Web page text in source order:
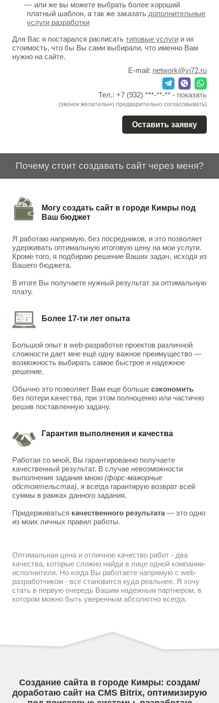
или же вы можете выбрать более хороший
платный шаблон, а так же заказать дополнительные
услуги разработки
Для Вас я постарался расписать типовые услуги и их
стоимость, что бы Вы сами выбирали, что именно Вам
нужно на сайте.
E-mail: network@vj72.ru
Тел.: +7 (932) ***-**-** - показать
(звонок желательно предварительно согласовывать)
Оставить заявку
Почему стоит создавать сайт через меня?
Могу создать сайт в городе Кимры под
Ваш бюджет
Я работаю напрямую, без посредников, и это позволяет
удерживать оптимальную итоговую цену на мои услуги.
Кроме того, я подбираю решение Ваших задач, исходя из
Вашего бюджета.
В итоге Вы получаете нужный результат за оптимальную
плату.
Более 17-ти лет опыта
Большой опыт в web-разработке проектов различной
сложности дает мне ещё одну важное преимущество —
возможность выбирать самое быстрое и надежное
решение.
Обычно это позволяет Вам еще больше сэкономить
без потери качества, при этом полноценно или частично
решив поставленную задачу.
Гарантия выполнения и качества
Работая со мной, Вы гарантированно получаете
качественный результат. В случае невозможности
выполнения задания мною (форс-мажорные
обстоятельства), я всегда гарантирую возврат всей
суммы в рамках данного задания.
Придерживаться качественного результата— это одно
из моих личных правил работы.
Оптимальная цена и отличное качество работ - два
качества, которые сложно найди в лице одной компании-
исполнителя. Но когда Вы работаете напрямую с web-
разработчиком - все становится куда реальнее. Я хочу
стать в первую очередь Вашим надежным партнером, в
котором можно быть уверенным абсолютно всегда.
Создание сайта в городе Кимры: создам/
доработаю сайт на CMS Bitrix, оптимизирую